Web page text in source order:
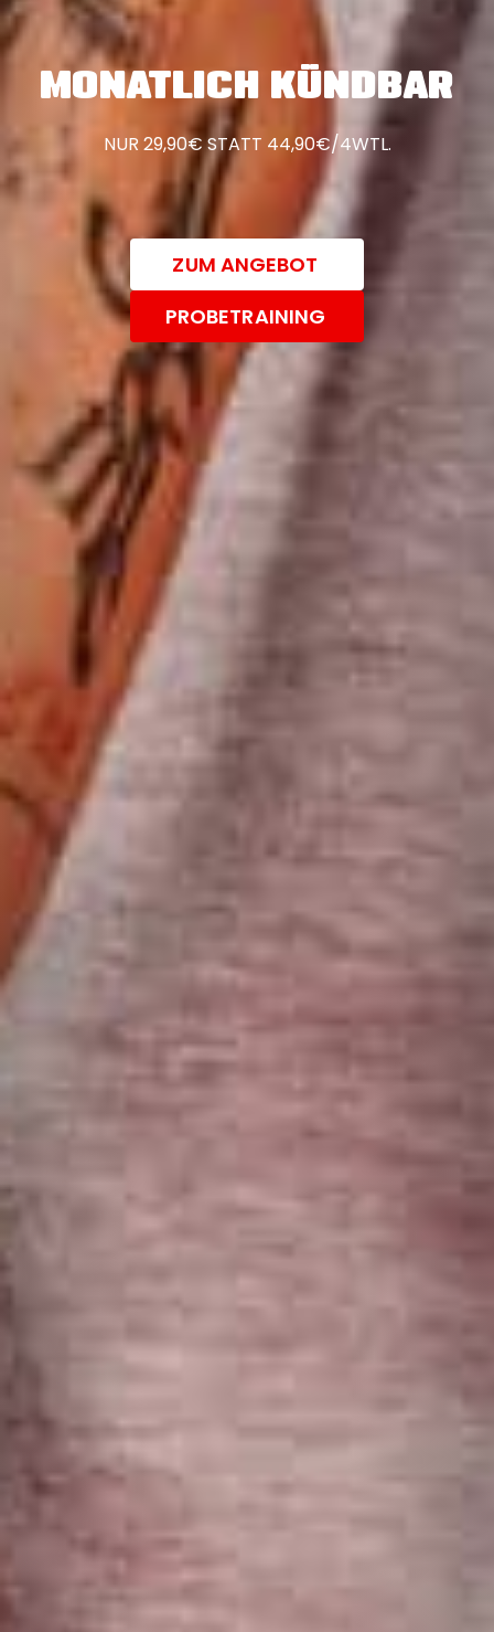
MONATLICH KÜNDBAR
NUR 29,90€ STATT 44,90€/4WTL.
ZUM ANGEBOT
PROBETRAINING